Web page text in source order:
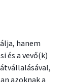
hanem
és a vevő(k)